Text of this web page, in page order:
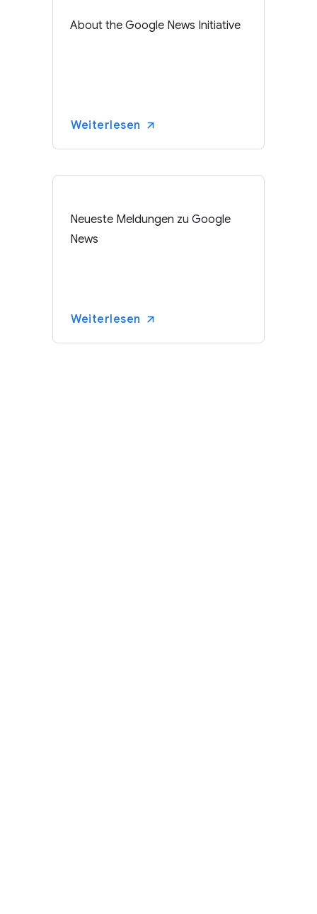
About the Google News Initiative
Weiterlesen
Neueste Meldungen zu Google
News
Weiterlesen